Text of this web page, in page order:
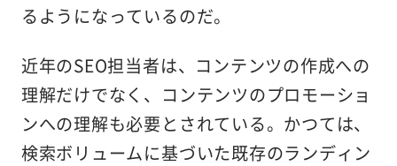
るようになっているのだ。
近年のSEO担当者は、コンテンツの作成への
理解だけでなく、コンテンツのプロモーショ
ンへの理解も必要とされている。かつては、
検索ボリュームに基づいた既存のランディン